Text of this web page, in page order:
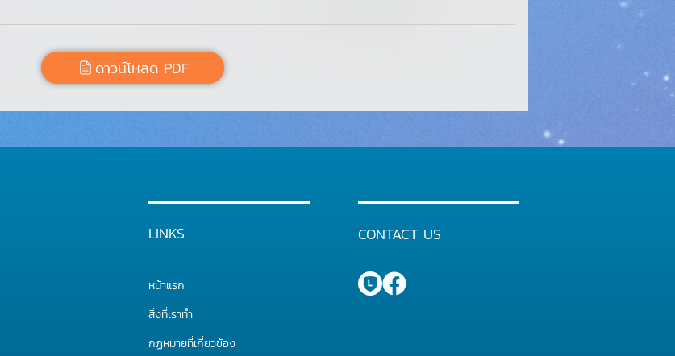
ดาวน์โหลด PDF
LINKS
หน้าแรก
สิ่งที่เราทำ
กฏหมายที่เกี่ยวข้อง
CONTACT US